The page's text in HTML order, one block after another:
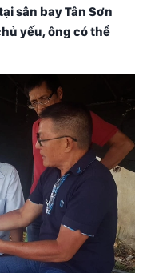
sân bay Tân Sơn
yếu, ông có thể